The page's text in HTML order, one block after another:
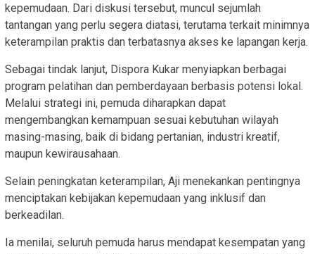
kepemudaan. Dari diskusi tersebut, muncul sejumlah
tantangan yang perlu segera diatasi, terutama terkait minimnya
keterampilan praktis dan terbatasnya akses ke lapangan kerja.
Sebagai tindak lanjut, Dispora Kukar menyiapkan berbagai
program pelatihan dan pemberdayaan berbasis potensi lokal.
Melalui strategi ini, pemuda diharapkan dapat
mengembangkan kemampuan sesuai kebutuhan wilayah
masing-masing, baik di bidang pertanian, industri kreatif,
maupun kewirausahaan.
Selain peningkatan keterampilan, Aji menekankan pentingnya
menciptakan kebijakan kepemudaan yang inklusif dan
berkeadilan.
Ia menilai, seluruh pemuda harus mendapat kesempatan yang